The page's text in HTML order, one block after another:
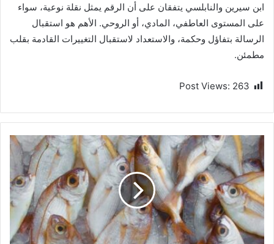
ابن سيرين والنابلسي يتفقان على أن الرقم يمثل نقلة نوعية، سواء
على المستوى العاطفي، المادي، أو الروحي. الأهم هو استقبال
الرسالة بتفاؤل وحكمة، والاستعداد لاستقبال التغييرات القادمة بقلب
مطمئن.
Post Views: 263